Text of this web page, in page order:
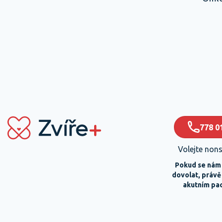
778
Volejte
Pokud se
dovolat, právě
akutním